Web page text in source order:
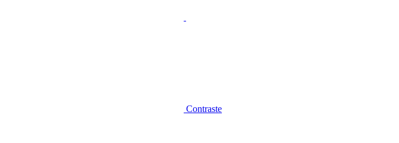
Contraste